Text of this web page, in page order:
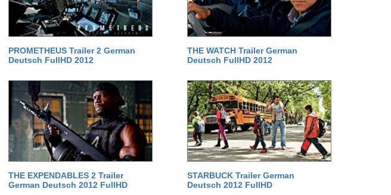
PROMETHEUS Trailer 2 German
Deutsch FullHD 2012
THE WATCH Trailer German
Deutsch FullHD 2012
THE EXPENDABLES 2 Trailer
German Deutsch 2012 FullHD
STARBUCK Trailer German
Deutsch 2012 FullHD